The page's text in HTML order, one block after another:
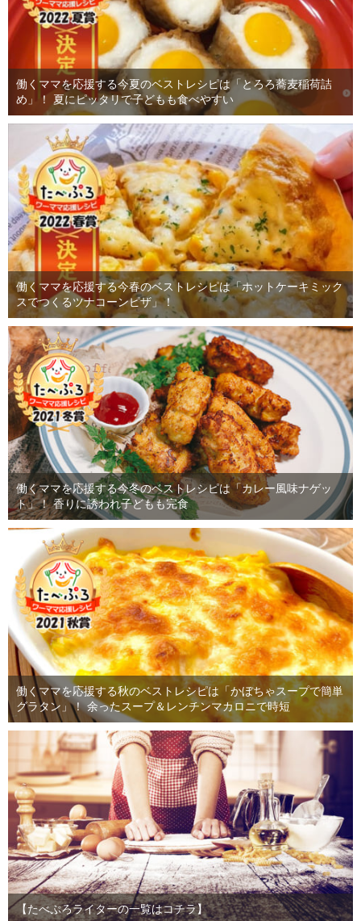
働くママを応援する今夏のベストレシピは「とろろ蕎麦稲荷詰
め」！ 夏にピッタリで子どもも食べやすい
働くママを応援する今春のベストレシピは「ホットケーキミック
スでつくるツナコーンピザ」！
働くママを応援する今冬のベストレシピは「カレー風味ナゲッ
ト」！ 香りに誘われ子どもも完食
働くママを応援する秋のベストレシピは「かぼちゃスープで簡単
グラタン」！ 余ったスープ＆レンチンマカロニで時短
【たべぷろライターの一覧はコチラ】